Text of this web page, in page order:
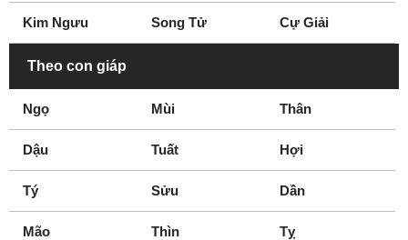
Kim Ngưu Song Tử Cự Giải
Theo con giáp
Ngọ Mùi Thân
Dậu Tuất Hợi
Tý Sửu Dần
Mão Thìn Tỵ